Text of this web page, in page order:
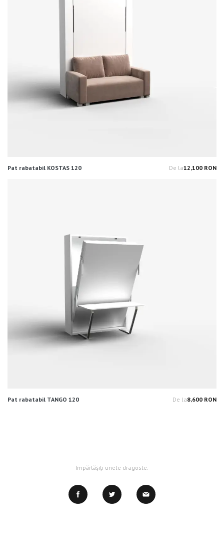
Pat rabatabil KOSTAS 120 De la12,100 RON
Pat rabatabil TANGO 120 De la8,600 RON
Împărtășiți unele dragoste.